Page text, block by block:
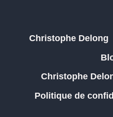
Christophe Delong
Christophe
Politique de